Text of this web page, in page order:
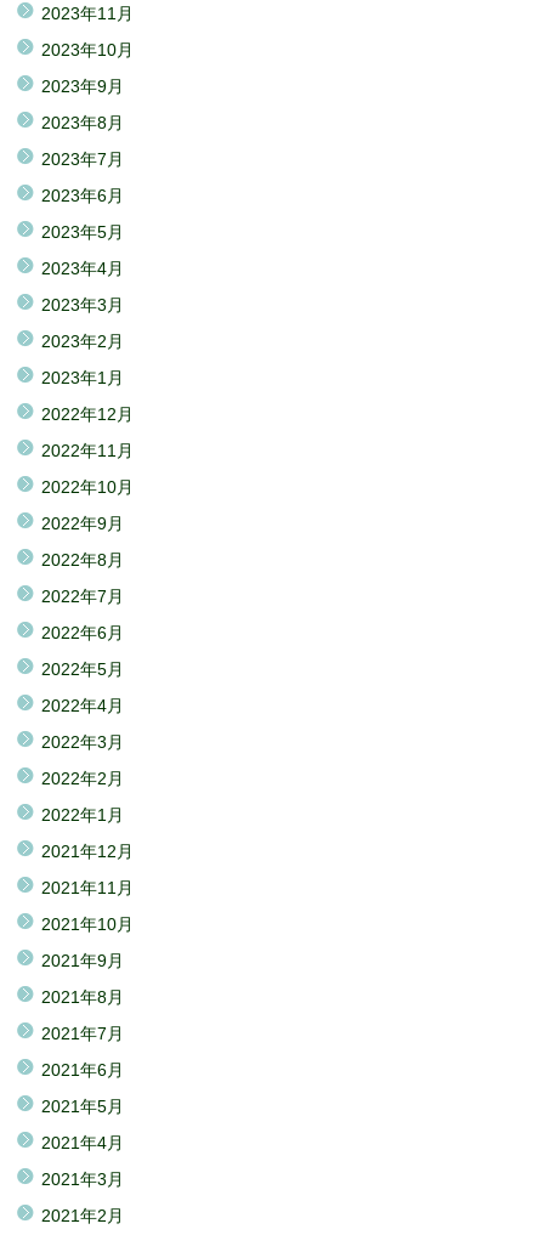
2023年11月
2023年10月
2023年9月
2023年8月
2023年7月
2023年6月
2023年5月
2023年4月
2023年3月
2023年2月
2023年1月
2022年12月
2022年11月
2022年10月
2022年9月
2022年8月
2022年7月
2022年6月
2022年5月
2022年4月
2022年3月
2022年2月
2022年1月
2021年12月
2021年11月
2021年10月
2021年9月
2021年8月
2021年7月
2021年6月
2021年5月
2021年4月
2021年3月
2021年2月